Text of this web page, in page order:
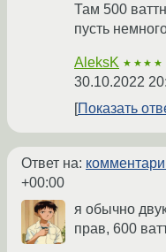
Там 500
пусть
AleksK ★★★★
30.10.2022
Показать
Ответ на:
+00:00
я обычно
прав, 600